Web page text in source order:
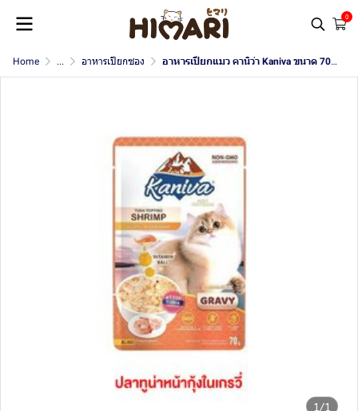
0
Home ... อาหารเปียกซอง อาหารเปียกแมว คานิว่า Kaniva ขนาด 70 กรัม (เกรวี่)
1/1